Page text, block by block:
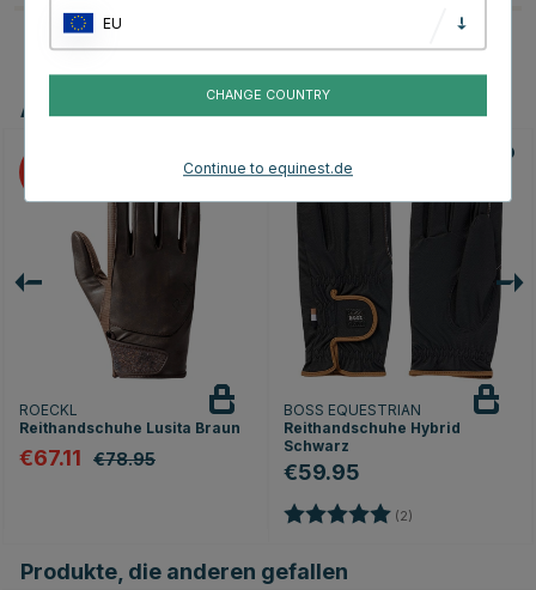
Andere Produkte, die Ihnen gefallen könnten
ROECKL
Reithandschuhe Lusita Braun
€67.11 €78.95
BOSS EQUESTRIAN
Reithandschuhe Hybrid
Schwarz
€59.95
Bewertung: (2)
Produkte, die anderen gefallen
EU
CHANGE COUNTRY
Continue to equinest.de